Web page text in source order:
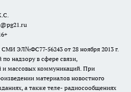
СМИ ЭЛ№ФС77-56243 от 28 ноября 2013 г.
надзору в сфере связи,
массовых коммуникаций. При
материалов новостного
а также теле- радиосообщениях